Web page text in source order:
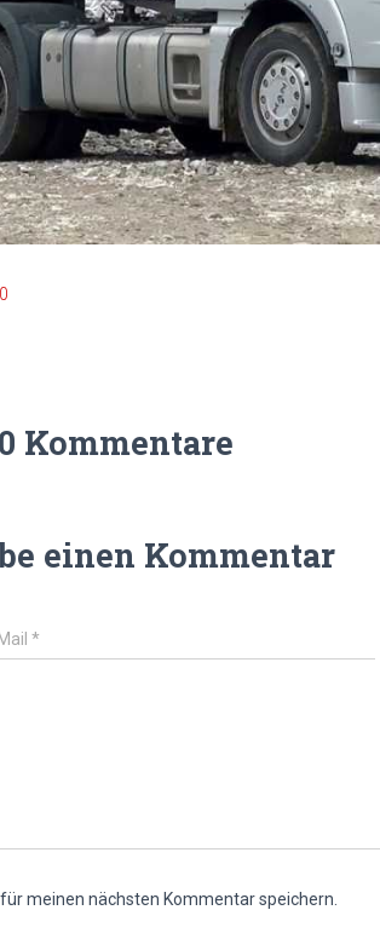
0 Kommentare
einen Kommentar
*
meinen nächsten Kommentar speichern.